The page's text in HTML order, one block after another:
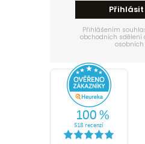
Přihlášením
obchodních sdělení